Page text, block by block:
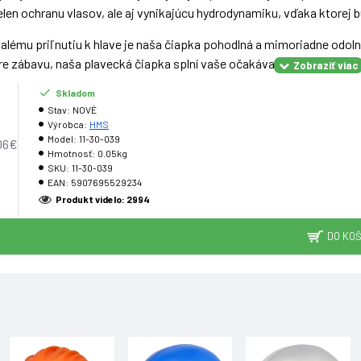
ochranu vlasov, ale aj vynikajúcu hydrodynamiku, vďaka ktorej
priľnutiu k hlave je naša čiapka pohodlná a mimoriadne
zábavu, naša plavecká čiapka splní vaše očakávania.
čiapka je navyše nielen praktická, ale aj štýlová. Je k dispozícii
a vyniknúť v bazéne.
Rozmery v nenatiahnutom stave: Šírka: 22,8 cm Výška: 19,5
lemu: 0,6 mm Vysoko elastická Veľmi odolná pri rozťahovaní
na komerčné použitie Záruka 24 mesiacov
Skladom
Stav: NOVÉ
Výrobca: HMS
Model: 11-30-039
Hmotnosť: 0.05kg
SKU: 11-30-039
EAN: 5907695529234
Produkt videlo: 2994
DO